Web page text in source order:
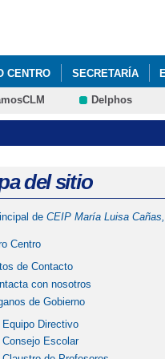
CENTRO SECRETARÍA
Delphos
del sitio
de CEIP María Luisa
Centro
de Contacto
con nosotros
de Gobierno
Equipo Directivo
Consejo Escolar